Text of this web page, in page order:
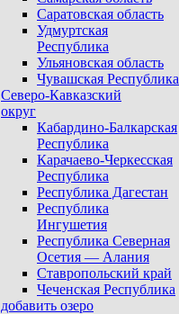
Саратовская область
Удмуртская
Республика
Ульяновская область
Чувашская Республика
Северо-Кавказский
округ
Кабардино-Балкарская
Республика
Карачаево-Черкесская
Республика
Республика Дагестан
Республика
Ингушетия
Республика Северная
Осетия — Алания
Ставропольский край
Чеченская Республика
добавить озеро